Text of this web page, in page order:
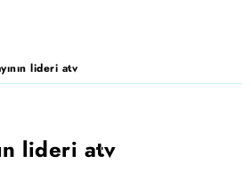
lideri atv
lideri atv